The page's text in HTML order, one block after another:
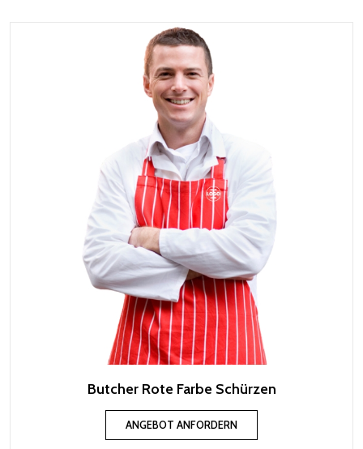
Butcher Rote Farbe Schürzen
ANGEBOT ANFORDERN